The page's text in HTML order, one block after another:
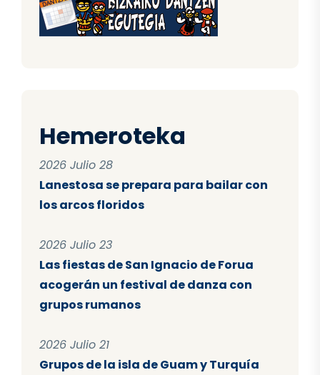
Hemeroteka
2026 Julio 28
Lanestosa se prepara para bailar con
los arcos floridos
2026 Julio 23
Las fiestas de San Ignacio de Forua
acogerán un festival de danza con
grupos rumanos
2026 Julio 21
Grupos de la isla de Guam y Turquía